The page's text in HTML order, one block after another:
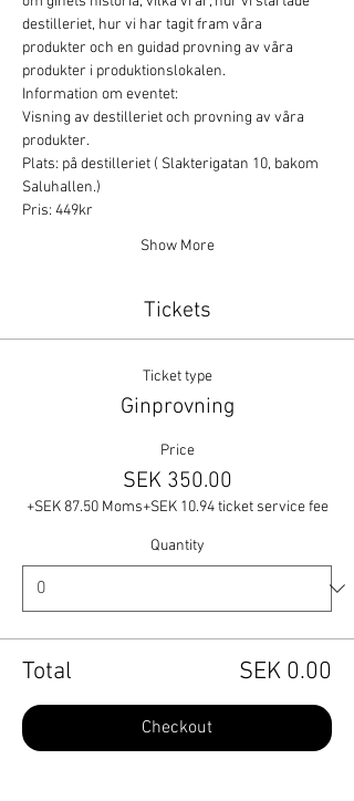
destilleriet, hur vi har tagit fram våra
produkter och en guidad provning av våra
produkter i produktionslokalen.
Information om eventet:
Visning av destilleriet och provning av våra
produkter.
Plats: på destilleriet ( Slakterigatan 10, bakom
Saluhallen.)
Pris: 449kr
Show More
Tickets
Ticket type
Ginprovning
Price
SEK 350.00
+SEK 87.50 Moms+SEK 10.94 ticket service fee
Quantity
Total SEK 0.00
Checkout